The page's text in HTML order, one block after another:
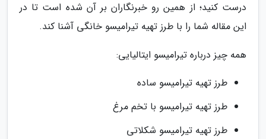
درست کنید؛ از همین رو خبرنگاران بر آن شده است تا در
این مقاله شما را با طرز تهیه تیرامیسو خانگی آشنا کند.
همه چیز درباره تیرامیسو ایتالیایی:
طرز تهیه تیرامیسو ساده
طرز تهیه تیرامیسو با تخم مرغ
طرز تهیه تیرامیسو شکلاتی